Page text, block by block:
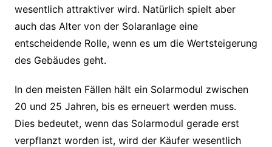
wesentlich attraktiver wird. Natürlich spielt aber
auch das Alter von der Solaranlage eine
entscheidende Rolle, wenn es um die Wertsteigerung
des Gebäudes geht.
In den meisten Fällen hält ein Solarmodul zwischen
20 und 25 Jahren, bis es erneuert werden muss.
Dies bedeutet, wenn das Solarmodul gerade erst
verpflanzt worden ist, wird der Käufer wesentlich